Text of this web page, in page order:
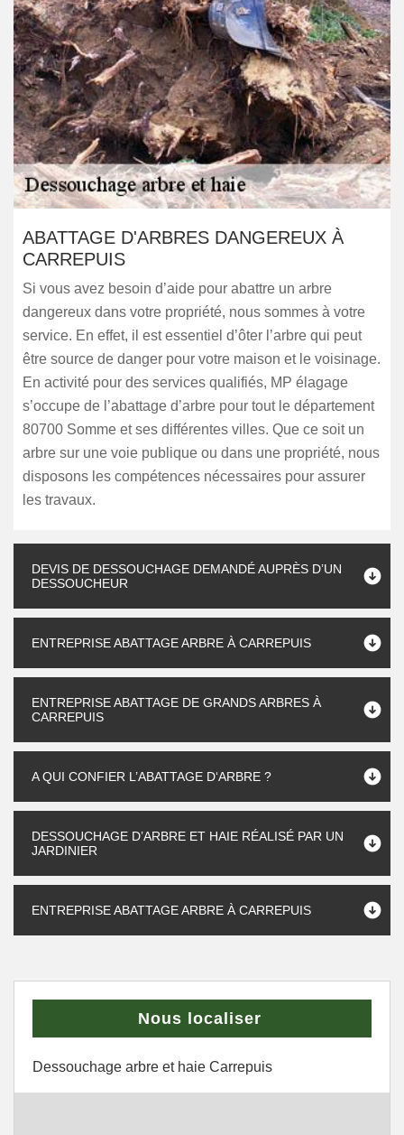
ABATTAGE D'ARBRES DANGEREUX À
CARREPUIS
Si vous avez besoin d’aide pour abattre un arbre
dangereux dans votre propriété, nous sommes à votre
service. En effet, il est essentiel d’ôter l’arbre qui peut
être source de danger pour votre maison et le voisinage.
En activité pour des services qualifiés, MP élagage
s’occupe de l’abattage d’arbre pour tout le département
80700 Somme et ses différentes villes. Que ce soit un
arbre sur une voie publique ou dans une propriété, nous
disposons les compétences nécessaires pour assurer
les travaux.
DEVIS DE DESSOUCHAGE DEMANDÉ AUPRÈS D’UN
DESSOUCHEUR
ENTREPRISE ABATTAGE ARBRE À CARREPUIS
ENTREPRISE ABATTAGE DE GRANDS ARBRES À
CARREPUIS
A QUI CONFIER L’ABATTAGE D‘ARBRE ?
DESSOUCHAGE D’ARBRE ET HAIE RÉALISÉ PAR UN
JARDINIER
ENTREPRISE ABATTAGE ARBRE À CARREPUIS
Nous localiser
Dessouchage arbre et haie Carrepuis